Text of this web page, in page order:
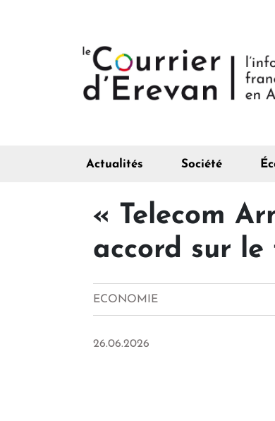
Actualités Société
« Telecom
accord sur
ECONOMIE
26.06.2026